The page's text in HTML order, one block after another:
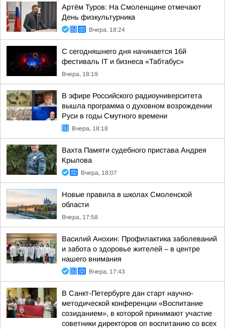
Артём Туров: На Смоленщине отмечают
День физкультурника
Вчера, 18:24
С сегодняшнего дня начинается 16й
фестиваль IT и бизнеса «Табтабус»
Вчера, 18:19
В эфире Российского радиоуниверситета
вышла программа о духовном возрождении
Руси в годы Смутного времени
Вчера, 18:18
Вахта Памяти судебного пристава Андрея
Крылова
Вчера, 18:07
Новые правила в школах Смоленской
области
Вчера, 17:58
Василий Анохин: Профилактика заболеваний
и забота о здоровье жителей – в центре
нашего внимания
Вчера, 17:43
В Санкт-Петербурге дан старт научно-
методической конференции «Воспитание
созиданием», в которой принимают участие
советники директоров оп воспитанию со всех